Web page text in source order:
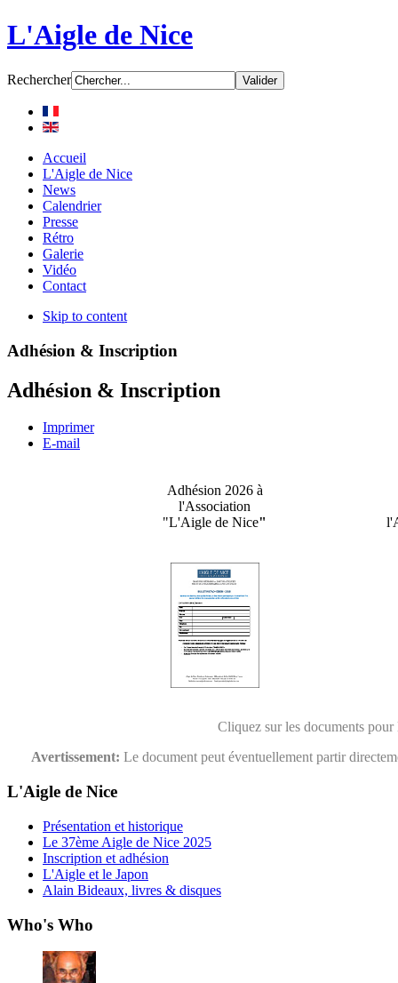
L'Aigle de Nice
Rechercher
Accueil
L'Aigle de Nice
News
Calendrier
Presse
Rétro
Galerie
Vidéo
Contact
Skip to content
Adhésion & Inscription
Adhésion & Inscription
Imprimer
E-mail
Adhésion 2026 à
l'Association
"L'Aigle de Nice"
Cliquez sur les documents
Avertissement: Le document peut éventuellement partir
L'Aigle de Nice
Présentation et historique
Le 37ème Aigle de Nice 2025
Inscription et adhésion
L'Aigle et le Japon
Alain Bideaux, livres & disques
Who's Who